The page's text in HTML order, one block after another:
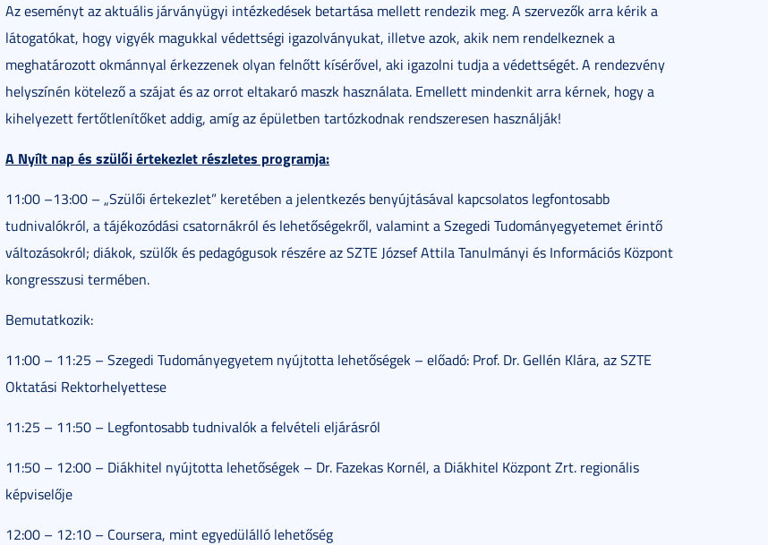
Az eseményt az aktuális járványügyi intézkedések betartása mellett rendezik meg. A szervezők arra kérik a
látogatókat, hogy vigyék magukkal védettségi igazolványukat, illetve azok, akik nem rendelkeznek a
meghatározott okmánnyal érkezzenek olyan felnőtt kísérővel, aki igazolni tudja a védettségét. A rendezvény
helyszínén kötelező a szájat és az orrot eltakaró maszk használata. Emellett mindenkit arra kérnek, hogy a
kihelyezett fertőtlenítőket addig, amíg az épületben tartózkodnak rendszeresen használják!
A Nyílt nap és szülői értekezlet részletes programja:
11:00 –13:00 – „Szülői értekezlet” keretében a jelentkezés benyújtásával kapcsolatos legfontosabb
tudnivalókról, a tájékozódási csatornákról és lehetőségekről, valamint a Szegedi Tudományegyetemet érintő
változásokról; diákok, szülők és pedagógusok részére az SZTE József Attila Tanulmányi és Információs Központ
kongresszusi termében.
Bemutatkozik:
11:00 – 11:25 – Szegedi Tudományegyetem nyújtotta lehetőségek – előadó: Prof. Dr. Gellén Klára, az SZTE
Oktatási Rektorhelyettese
11:25 – 11:50 – Legfontosabb tudnivalók a felvételi eljárásról
11:50 – 12:00 – Diákhitel nyújtotta lehetőségek – Dr. Fazekas Kornél, a Diákhitel Központ Zrt. regionális
képviselője
12:00 – 12:10 – Coursera, mint egyedülálló lehetőség